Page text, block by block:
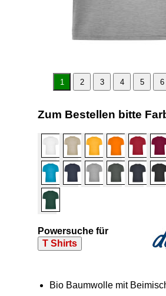
1 2 3 4 5 6
Zum Bestellen bitte
Powersuche für
T Shirts
Bio Baumwolle mit